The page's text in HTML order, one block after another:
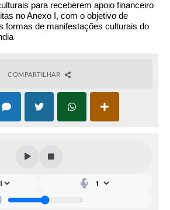
para receberem apoio financeiro
no Anexo I, com o objetivo de
formas de manifestações culturais do
COMPARTILHAR